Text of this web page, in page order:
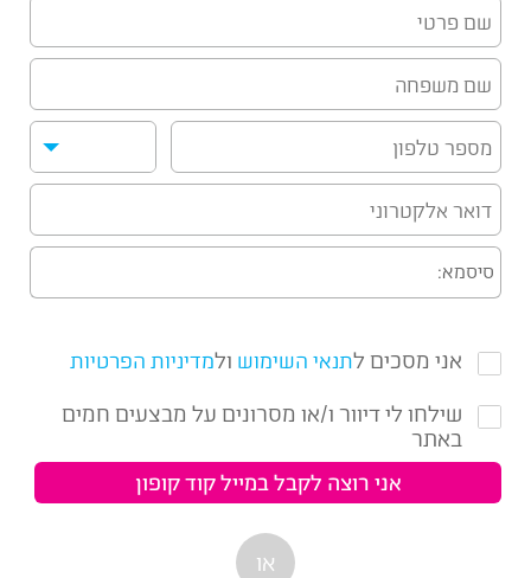
סיסמא:
אני מסכים לתנאי השימוש ולמדיניות הפרטיות
שילחו לי דיוור ו/או מסרונים על מבצעים חמים
באתר
או